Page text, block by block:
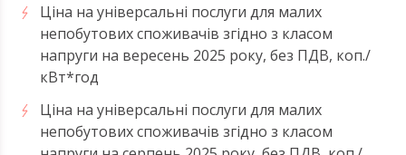
Ціна на універсальні послуги для малих
непобутових споживачів згідно з класом
напруги на вересень 2025 року, без ПДВ, коп./
кВт*год
Ціна на універсальні послуги для малих
непобутових споживачів згідно з класом